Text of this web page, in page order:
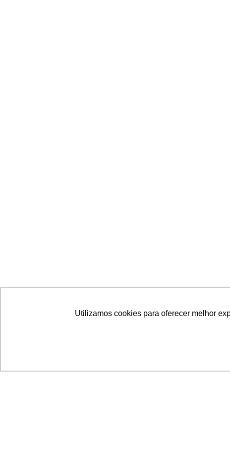
Utilizamos cookies para oferecer melhor